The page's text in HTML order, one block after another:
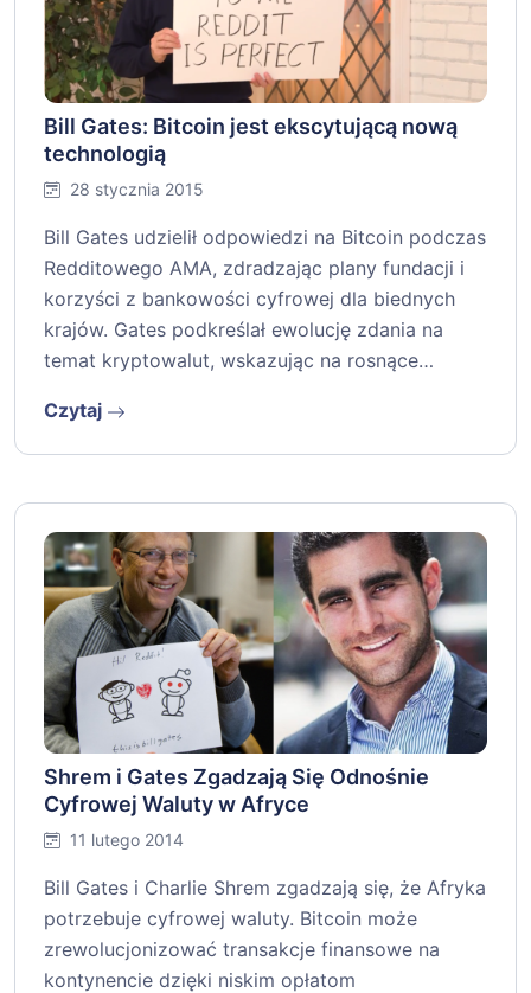
Bill Gates: Bitcoin jest ekscytującą nową
technologią
28 stycznia 2015
Bill Gates udzielił odpowiedzi na Bitcoin podczas
Redditowego AMA, zdradzając plany fundacji i
korzyści z bankowości cyfrowej dla biednych
krajów. Gates podkreślał ewolucję zdania na
temat kryptowalut, wskazując na rosnące…
Czytaj
Shrem i Gates Zgadzają Się Odnośnie
Cyfrowej Waluty w Afryce
11 lutego 2014
Bill Gates i Charlie Shrem zgadzają się, że Afryka
potrzebuje cyfrowej waluty. Bitcoin może
zrewolucjonizować transakcje finansowe na
kontynencie dzięki niskim opłatom